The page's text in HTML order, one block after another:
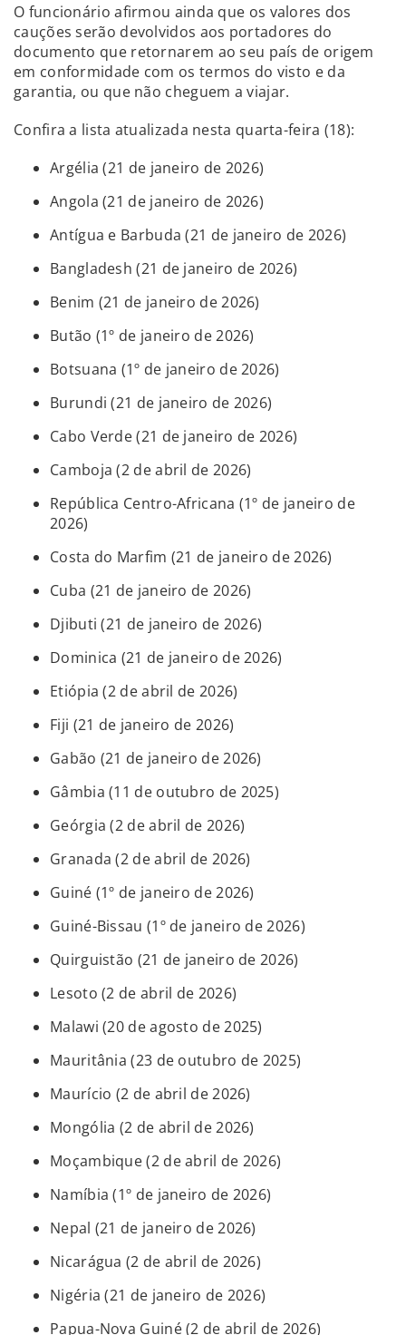
O funcionário afirmou ainda que os valores dos
cauções serão devolvidos aos portadores do
documento que retornarem ao seu país de origem
em conformidade com os termos do visto e da
garantia, ou que não cheguem a viajar.
Confira a lista atualizada nesta quarta-feira (18):
Argélia (21 de janeiro de 2026)
Angola (21 de janeiro de 2026)
Antígua e Barbuda (21 de janeiro de 2026)
Bangladesh (21 de janeiro de 2026)
Benim (21 de janeiro de 2026)
Butão (1º de janeiro de 2026)
Botsuana (1º de janeiro de 2026)
Burundi (21 de janeiro de 2026)
Cabo Verde (21 de janeiro de 2026)
Camboja (2 de abril de 2026)
República Centro-Africana (1º de janeiro de
2026)
Costa do Marfim (21 de janeiro de 2026)
Cuba (21 de janeiro de 2026)
Djibuti (21 de janeiro de 2026)
Dominica (21 de janeiro de 2026)
Etiópia (2 de abril de 2026)
Fiji (21 de janeiro de 2026)
Gabão (21 de janeiro de 2026)
Gâmbia (11 de outubro de 2025)
Geórgia (2 de abril de 2026)
Granada (2 de abril de 2026)
Guiné (1º de janeiro de 2026)
Guiné-Bissau (1º de janeiro de 2026)
Quirguistão (21 de janeiro de 2026)
Lesoto (2 de abril de 2026)
Malawi (20 de agosto de 2025)
Mauritânia (23 de outubro de 2025)
Maurício (2 de abril de 2026)
Mongólia (2 de abril de 2026)
Moçambique (2 de abril de 2026)
Namíbia (1º de janeiro de 2026)
Nepal (21 de janeiro de 2026)
Nicarágua (2 de abril de 2026)
Nigéria (21 de janeiro de 2026)
Papua-Nova Guiné (2 de abril de 2026)